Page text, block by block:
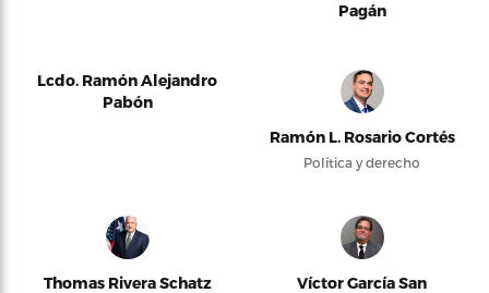
Pagán
Lcdo. Ramón Alejandro
Pabón
Ramón L. Rosario Cortés
Política y derecho
Thomas Rivera Schatz
Víctor García San